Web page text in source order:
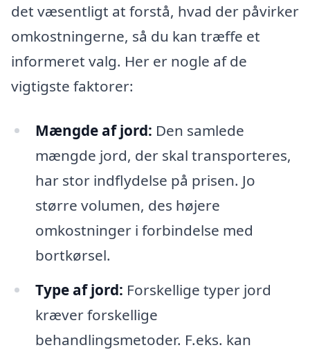
det væsentligt at forstå, hvad der påvirker
omkostningerne, så du kan træffe et
informeret valg. Her er nogle af de
vigtigste faktorer:
Mængde af jord: Den samlede
mængde jord, der skal transporteres,
har stor indflydelse på prisen. Jo
større volumen, des højere
omkostninger i forbindelse med
bortkørsel.
Type af jord: Forskellige typer jord
kræver forskellige
behandlingsmetoder. F.eks. kan